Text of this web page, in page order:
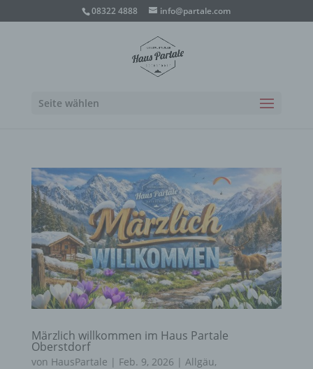
08322 4888 info@partale.com
Seite wählen
Märzlich willkommen im Haus Partale
Oberstdorf
von HausPartale | Feb. 9, 2026 | Allgäu,